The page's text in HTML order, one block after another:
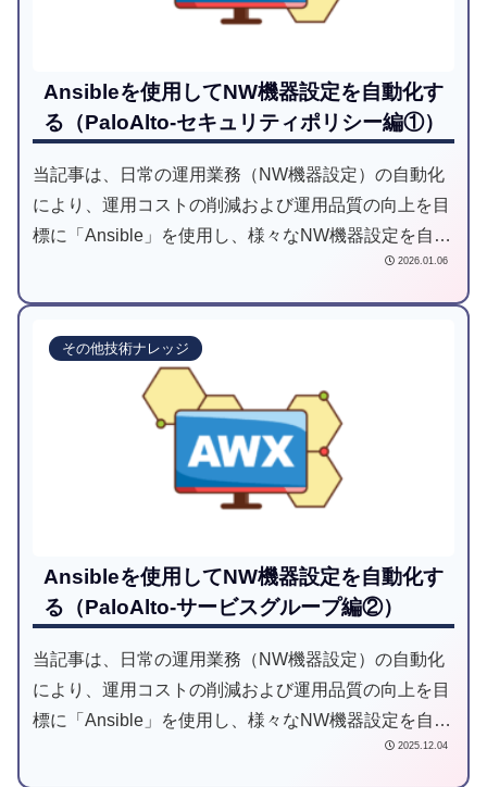
Ansibleを使用してNW機器設定を自動化す
る（PaloAlto-セキュリティポリシー編①）
当記事は、日常の運用業務（NW機器設定）の自動化
により、運用コストの削減および運用品質の向上を目
標に「Ansible」を使用し、様々なNW機器設定を自動
2026.01.06
その他技術ナレッジ
Ansibleを使用してNW機器設定を自動化す
る（PaloAlto-サービスグループ編②）
当記事は、日常の運用業務（NW機器設定）の自動化
により、運用コストの削減および運用品質の向上を目
標に「Ansible」を使用し、様々なNW機器設定を自動
2025.12.04